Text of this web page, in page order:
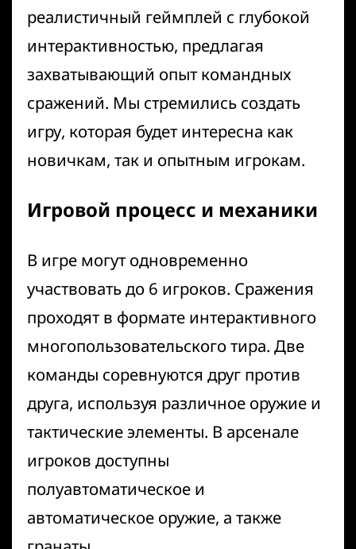
реалистичный геймплей с глубокой
интерактивностью, предлагая
захватывающий опыт командных
сражений. Мы стремились создать
игру, которая будет интересна как
новичкам, так и опытным игрокам.
Игровой процесс и механики
В игре могут одновременно
участвовать до 6 игроков. Сражения
проходят в формате интерактивного
многопользовательского тира. Две
команды соревнуются друг против
друга, используя различное оружие и
тактические элементы. В арсенале
игроков доступны
полуавтоматическое и
автоматическое оружие, а также